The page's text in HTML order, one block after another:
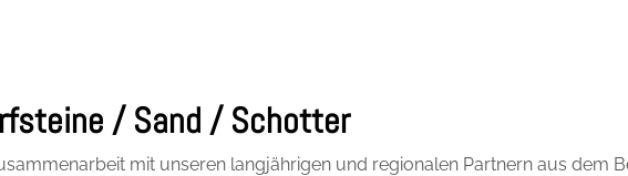
/ Sand / Schotter
mit unseren langjährigen und regionalen Partnern aus dem